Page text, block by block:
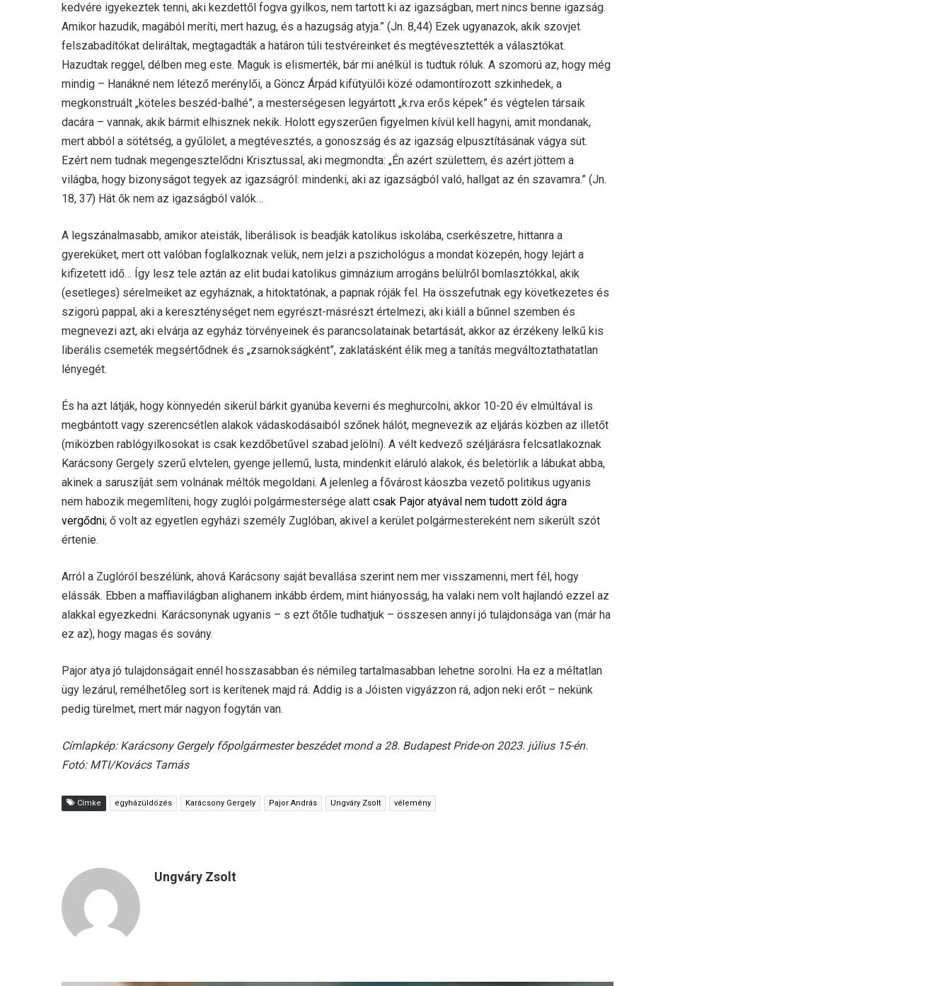
kedvére igyekeztek tenni, aki kezdettől fogva gyilkos, nem tartott ki az igazságban, mert nincs benne igazság.
Amikor hazudik, magából meríti, mert hazug, és a hazugság atyja.” (Jn. 8,44) Ezek ugyanazok, akik szovjet
felszabadítókat deliráltak, megtagadták a határon túli testvéreinket és megtévesztették a választókat.
Hazudtak reggel, délben meg este. Maguk is elismerték, bár mi anélkül is tudtuk róluk. A szomorú az, hogy még
mindig – Hanákné nem létező merénylői, a Göncz Árpád kifütyülői közé odamontírozott szkinhedek, a
megkonstruált „köteles beszéd-balhé”, a mesterségesen legyártott „k.rva erős képek” és végtelen társaik
dacára – vannak, akik bármit elhisznek nekik. Holott egyszerűen figyelmen kívül kell hagyni, amit mondanak,
mert abból a sötétség, a gyűlölet, a megtévesztés, a gonoszság és az igazság elpusztításának vágya süt.
Ezért nem tudnak megengesztelődni Krisztussal, aki megmondta: „Én azért születtem, és azért jöttem a
világba, hogy bizonyságot tegyek az igazságról: mindenki, aki az igazságból való, hallgat az én szavamra.” (Jn.
18, 37) Hát ők nem az igazságból valók…
A legszánalmasabb, amikor ateisták, liberálisok is beadják katolikus iskolába, cserkészetre, hittanra a
gyereküket, mert ott valóban foglalkoznak velük, nem jelzi a pszichológus a mondat közepén, hogy lejárt a
kifizetett idő… Így lesz tele aztán az elit budai katolikus gimnázium arrogáns belülről bomlasztókkal, akik
(esetleges) sérelmeiket az egyháznak, a hitoktatónak, a papnak róják fel. Ha összefutnak egy következetes és
szigorú pappal, aki a kereszténységet nem egyrészt-másrészt értelmezi, aki kiáll a bűnnel szemben és
megnevezi azt, aki elvárja az egyház törvényeinek és parancsolatainak betartását, akkor az érzékeny lelkű kis
liberális csemeték megsértődnek és „zsarnokságként”, zaklatásként élik meg a tanítás megváltoztathatatlan
lényegét.
És ha azt látják, hogy könnyedén sikerül bárkit gyanúba keverni és meghurcolni, akkor 10-20 év elmúltával is
megbántott vagy szerencsétlen alakok vádaskodásaiból szőnek hálót, megnevezik az eljárás közben az illetőt
(miközben rablógyilkosokat is csak kezdőbetűvel szabad jelölni). A vélt kedvező széljárásra felcsatlakoznak
Karácsony Gergely szerű elvtelen, gyenge jellemű, lusta, mindenkit eláruló alakok, és beletörlik a lábukat abba,
akinek a saruszíját sem volnának méltók megoldani. A jelenleg a fővárost káoszba vezető politikus ugyanis
nem habozik megemlíteni, hogy zuglói polgármestersége alatt csak Pajor atyával nem tudott zöld ágra
vergődni; ő volt az egyetlen egyházi személy Zuglóban, akivel a kerület polgármestereként nem sikerült szót
értenie.
Arról a Zuglóról beszélünk, ahová Karácsony saját bevallása szerint nem mer visszamenni, mert fél, hogy
elássák. Ebben a maffiavilágban alighanem inkább érdem, mint hiányosság, ha valaki nem volt hajlandó ezzel az
alakkal egyezkedni. Karácsonynak ugyanis – s ezt őtőle tudhatjuk – összesen annyi jó tulajdonsága van (már ha
ez az), hogy magas és sovány.
Pajor atya jó tulajdonságait ennél hosszasabban és némileg tartalmasabban lehetne sorolni. Ha ez a méltatlan
ügy lezárul, remélhetőleg sort is kerítenek majd rá. Addig is a Jóisten vigyázzon rá, adjon neki erőt – nekünk
pedig türelmet, mert már nagyon fogytán van.
Címlapkép: Karácsony Gergely főpolgármester beszédet mond a 28. Budapest Pride-on 2023. július 15-én.
Fotó: MTI/Kovács Tamás
Címke egyházüldözés Karácsony Gergely Pajor András Ungváry Zsolt vélemény
Ungváry Zsolt